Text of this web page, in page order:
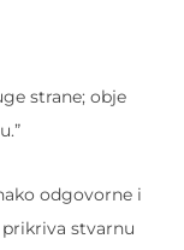
strane; obje
odgovorne i
stvarnu